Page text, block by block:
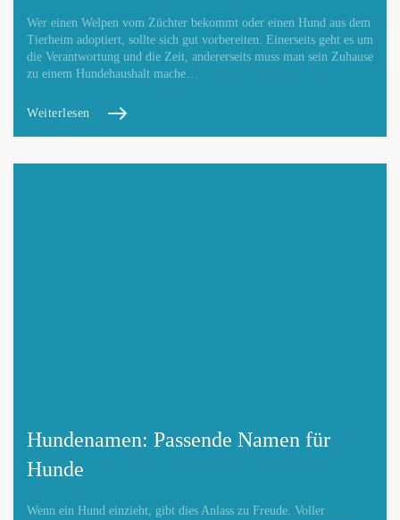
Wer einen Welpen vom Züchter bekommt oder einen Hund aus dem
Tierheim adoptiert, sollte sich gut vorbereiten. Einerseits geht es um
die Verantwortung und die Zeit, andererseits muss man sein Zuhause
zu einem Hundehaushalt mache…
Weiterlesen
Hundenamen: Passende Namen für
Hunde
Wenn ein Hund einzieht, gibt dies Anlass zu Freude. Voller